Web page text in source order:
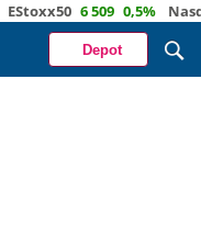
6 509 0,5% Nasdaq
Depot